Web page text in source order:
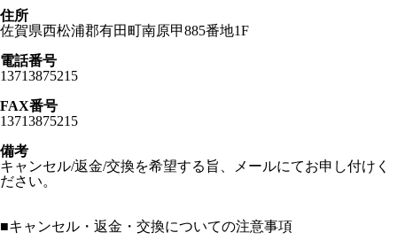
住所
佐賀県西松浦郡有田町南原甲885番地1F
電話番号
13713875215
FAX番号
13713875215
備考
キャンセル/返金/交換を希望する旨、メールにてお申し付けく
ださい。
■キャンセル・返金・交換についての注意事項